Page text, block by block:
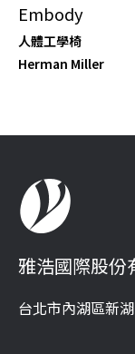
Embody
人體工學椅
Herman Miller
雅浩國際股份
台北市內湖區新